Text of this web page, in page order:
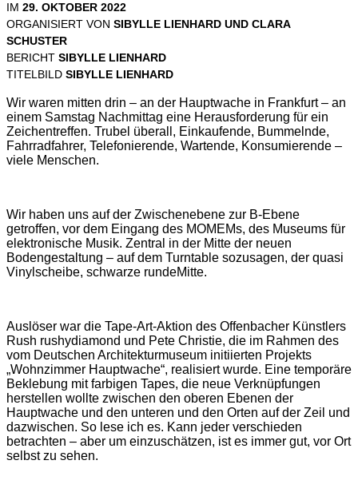
IM 29. OKTOBER 2022
ORGANISIERT VON SIBYLLE LIENHARD UND CLARA
SCHUSTER
BERICHT SIBYLLE LIENHARD
TITELBILD SIBYLLE LIENHARD
Wir waren mitten drin – an der Hauptwache in Frankfurt – an
einem Samstag Nachmittag eine Herausforderung für ein
Zeichentreffen. Trubel überall, Einkaufende, Bummelnde,
Fahrradfahrer, Telefonierende, Wartende, Konsumierende –
viele Menschen.
Wir haben uns auf der Zwischenebene zur B-Ebene
getroffen, vor dem Eingang des MOMEMs, des Museums für
elektronische Musik. Zentral in der Mitte der neuen
Bodengestaltung – auf dem Turntable sozusagen, der quasi
Vinylscheibe, schwarze rundeMitte.
Auslöser war die Tape-Art-Aktion des Offenbacher Künstlers
Rush rushydiamond und Pete Christie, die im Rahmen des
vom Deutschen Architekturmuseum initiierten Projekts
„Wohnzimmer Hauptwache“, realisiert wurde. Eine temporäre
Beklebung mit farbigen Tapes, die neue Verknüpfungen
herstellen wollte zwischen den oberen Ebenen der
Hauptwache und den unteren und den Orten auf der Zeil und
dazwischen. So lese ich es. Kann jeder verschieden
betrachten – aber um einzuschätzen, ist es immer gut, vor Ort
selbst zu sehen.